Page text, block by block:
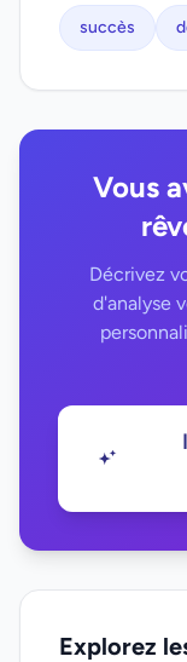
succès
Vous
Décrivez
d'analyse
Explorez